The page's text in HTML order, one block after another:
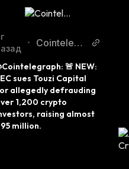
•
Cointelegr
🚨 NEW:
sues Touzi Capital
allegedly defrauding
1,200 crypto
raising almost
million.